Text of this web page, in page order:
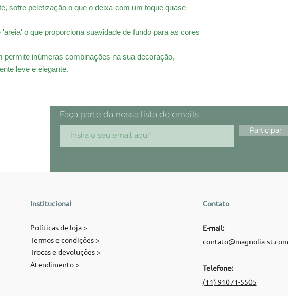
sofre peletização o que o deixa com um toque quase
'areia' o que proporciona suavidade de fundo para as cores
permite inúmeras combinações na sua decoração,
leve e elegante.
Faça parte da nossa lista de emails
Participar
Institucional
Políticas de loja >
Termos e condições >
Trocas e devoluções >
Atendimento >
Contato
E-mail:
contato@magnolia-st.com
Telefone:
(11) 91071-5505